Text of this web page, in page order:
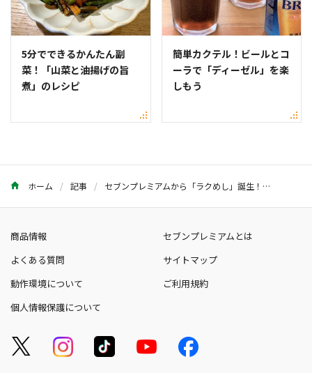
5分でできるかんたん副
菜！「山菜と油揚げの旨
煮」のレシピ
簡単カクテル！ビールとコ
ーラで「ディーゼル」を楽
しもう
ホーム 記事 セブンプレミアムから「ラクめし」誕生！チャーハンやピラフが簡単に | セブンプレミアム公式 セブンプレミアム向上委員会
商品情報
セブンプレミアムとは
よくある質問
サイトマップ
動作環境について
ご利用規約
個人情報保護について